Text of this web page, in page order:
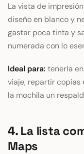
La vista de
diseño en blanco y
gastar poca tinta y
numerada con lo
Ideal para: tenerla
viaje, repartir copias
la mochila un
4. La lista
Maps